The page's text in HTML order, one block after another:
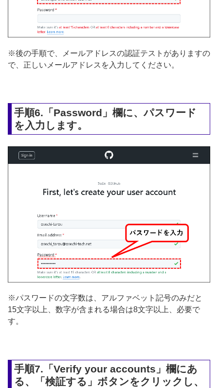
※後の手順で、メールアドレスの認証テストがありますの
で、正しいメールアドレスを入力してください。
手順6.「Password」欄に、パスワード
を入力します。
※パスワードの文字数は、アルファベット記号のみだと
15文字以上、数字が含まれる場合は8文字以上、必要で
す。
手順7.「Verify your accounts」欄にあ
る、「検証する」ボタンをクリックし、